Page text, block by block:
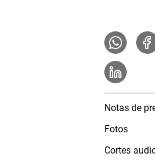
Notas de
Fotos
Cortes